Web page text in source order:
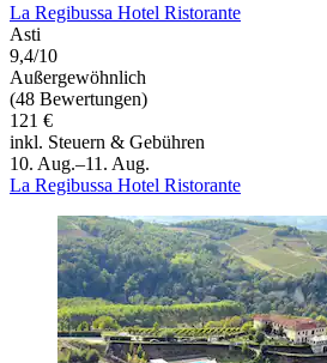
La Regibussa Hotel Ristorante
Asti
9,4/10
Außergewöhnlich
(48 Bewertungen)
121 €
inkl. Steuern & Gebühren
10. Aug.–11. Aug.
La Regibussa Hotel Ristorante